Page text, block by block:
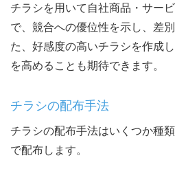
チラシを用いて自社商品・サー
で、競合への優位性を示し、差
た、好感度の高いチラシを作成
を高めることも期待できます。
チラシの配布手法
チラシの配布手法はいくつか種
で配布します。